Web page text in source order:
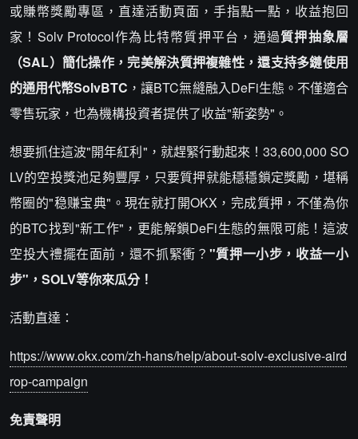
或賺幣獎勵專區，直達活動頁面，手指點一點，收益抱回
家！Solv Protocol作為比特幣質押平台，通過質押抽象層
（SAL）簡化操作，完美解決質押複雜性，還支持多鏈使用
的通用代幣SolvBTC ，讓BTC無縫融入DeFi生態。不僅適合
零售玩家，也為機構投資者提供了收益"新姿勢"。
想要抓住這波"開年紅利"，就趕緊行動起來！33,600,000 SO
LV的空投獎池足夠豐厚，只要質押就能穩穩鎖定獎勵，堪稱
幣圈的"稳赚宝典"。現在就打開OKX，完成質押，不僅為你
的BTC找到"新工作"，更能解鎖DeFi生態的無限可能！這波
空投大禮擺在面前，還不抓緊衝？ "質押一小步，收益一小
步"，SOLV等你來瓜分！
活動直達：
https://www.okx.com/zh-hans/help/about-solv-exclusive-aird
rop-campaign
免責聲明